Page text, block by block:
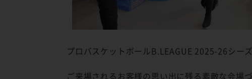
プロバスケットボールB.LEAGUE 2025-26シー
ご来場されるお客様の思い出に残る素敵な会場